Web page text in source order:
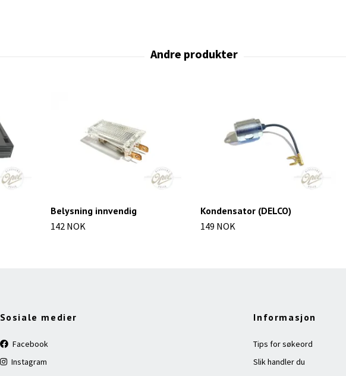
Belysning innvendig
142 NOK
Kondensator (DELCO)
149 NOK
Sosiale medier
Facebook
Instagram
Informasjon
Tips for søkeord
Slik handler du